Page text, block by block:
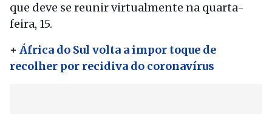
que deve se reunir virtualmente na quarta-
feira, 15.
+ África do Sul volta a impor toque de
recolher por recidiva do coronavírus